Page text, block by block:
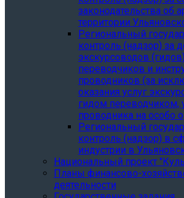
законодательства об
территории
Региональный
контроль (надзор) за
экскурсоводов
переводчиков и
проводников (за
оказания услуг
гидом переводчиком,
проводника на особо о
Региональный
контроль (надзор) в
индустрии в
Национальный проект
Планы финансово-
деятельности